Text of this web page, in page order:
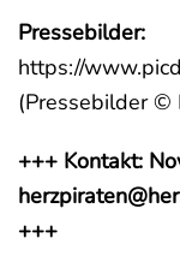
Pressebilder:
https://
(Pressebilder ©
+++ Kontakt:
+++